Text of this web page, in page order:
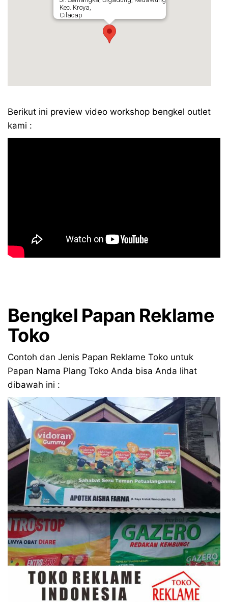
Kec. Kroya,
Cilacap
Berikut ini preview video workshop bengkel outlet
kami :
Bengkel Papan Reklame
Toko
Contoh dan Jenis Papan Reklame Toko untuk
Papan Nama Plang Toko Anda bisa Anda lihat
dibawah ini :